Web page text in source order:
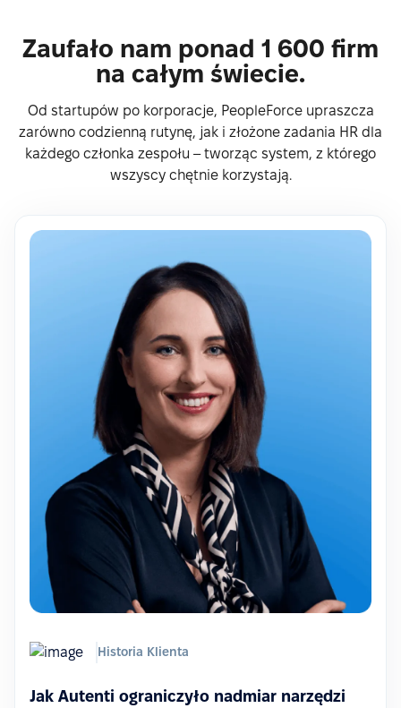
Zaufało nam ponad 1 600 firm
na całym świecie.
Od startupów po korporacje, PeopleForce upraszcza
zarówno codzienną rutynę, jak i złożone zadania HR dla
każdego członka zespołu – tworząc system, z którego
wszyscy chętnie korzystają.
Historia Klienta
Jak Autenti ograniczyło nadmiar narzędzi